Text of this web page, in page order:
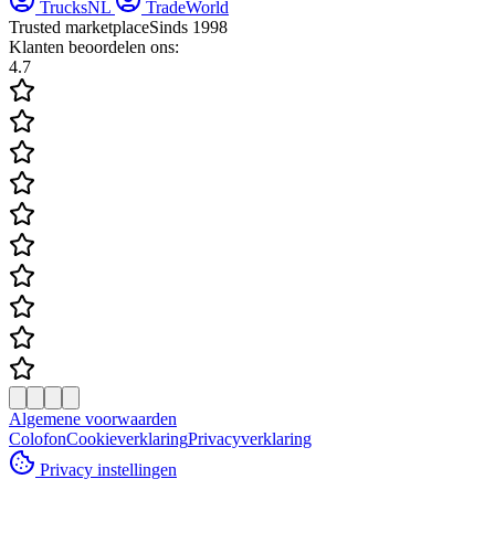
TrucksNL
TradeWorld
Trusted marketplaceSinds 1998
Klanten beoordelen ons:
4.7
Algemene voorwaarden
ColofonCookieverklaringPrivacyverklaring
Privacy instellingen